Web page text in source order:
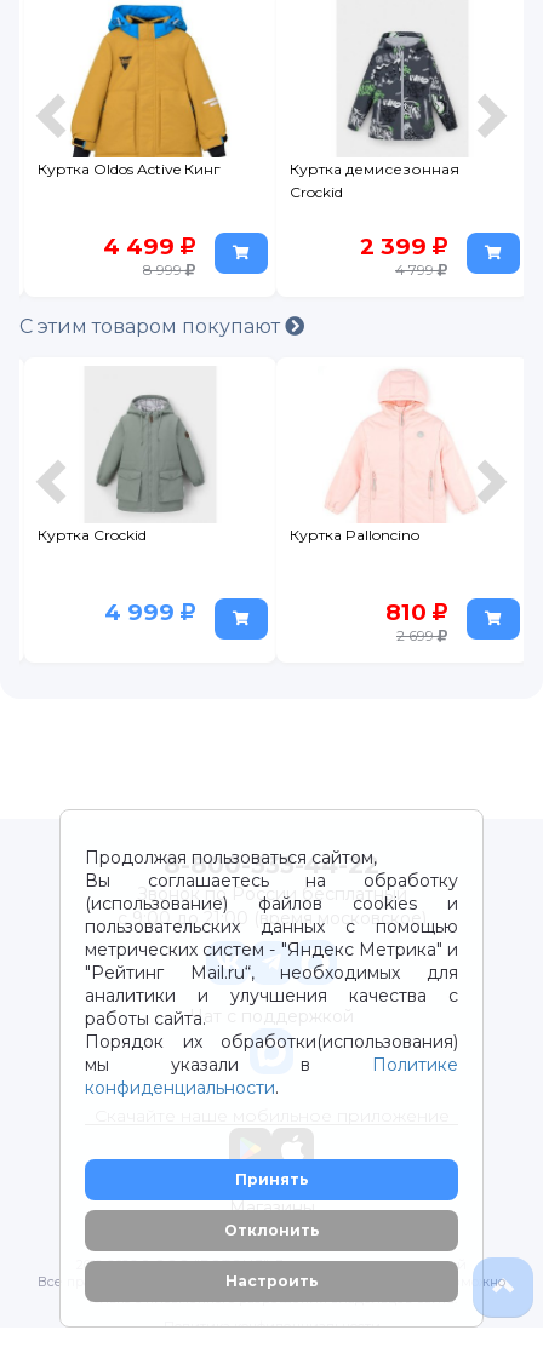
Куртка Oldos Active Кинг
4 499
8 999
Куртка демисезонная
Crockid
2 399
4 799
С этим товаром покупают
Куртка Crockid
4 999
Куртка Palloncino
810
2 699
Продолжая пользоваться сайтом,
Вы соглашаетесь на обработку
(использование) файлов cookies и
пользовательских данных с помощью
метрических систем - "Яндекс Метрика" и
"Рейтинг Mail.ru“, необходимых для
аналитики и улучшения качества с
работы сайта.
Порядок их обработки(использования)
мы указали в
Политике
конфиденциальности.
Принять
Отклонить
Настроить
8-800-333-44-22
Звонок по России бесплатный
с 9:00 до 21:00 (время московское)
Чат с поддержкой
Магазины
2012-2026 © ООО "ВОТОНЯ". Детские товары с доставкой
Все права защищены. Любое использование материалов возможно
только с письменного разрешения владельцев сайта.
Политика конфиденциальности